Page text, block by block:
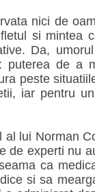
nici de
si mintea
Da,
puterea de
peste
iar pentru
lui Norman
de experti nu
ca
si sa